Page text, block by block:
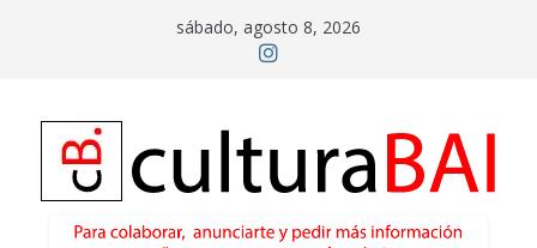
sábado, agosto 8, 2026